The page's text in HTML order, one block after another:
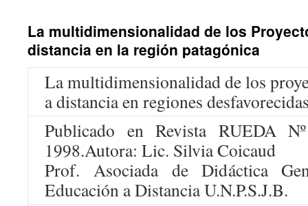
La multidimensionalidad de los
distancia en la región patagónica
La multidimensionalidad de los
a distancia en regiones
Publicado en Revista RUEDA
1998.Autora: Lic. Silvia Coicaud
Prof. Asociada de Didáctica
Educación a Distancia U.N.P.S.J.B.